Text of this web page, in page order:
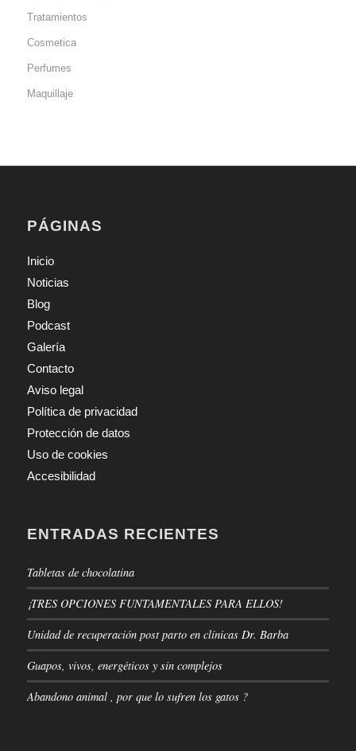
Tratamientos
Cosmetica
Perfumes
Maquillaje
PÁGINAS
Inicio
Noticias
Blog
Podcast
Galería
Contacto
Aviso legal
Política de privacidad
Protección de datos
Uso de cookies
Accesibilidad
ENTRADAS RECIENTES
Tabletas de chocolatina
¡TRES OPCIONES FUNTAMENTALES PARA ELLOS!
Unidad de recuperación post parto en clínicas Dr. Barba
Guapos, vivos, energéticos y sin complejos
Abandono animal , por que lo sufren los gatos ?